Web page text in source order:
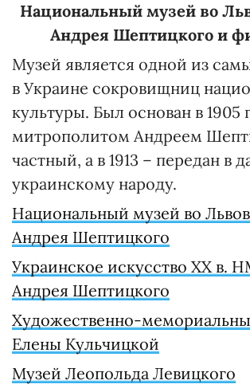
Национальный музей во
Андрея Шептицкого и
Музей является одной из
в Украине сокровищниц
культуры. Был основан в 1905
митрополитом Андреем
частный, а в 1913 – передан в
украинскому народу.
Национальный музей во
Андрея Шептицкого
Украинское искусство ХХ в.
Андрея Шептицкого
Художественно-
Елены Кульчицкой
Музей Леопольда Левицкого